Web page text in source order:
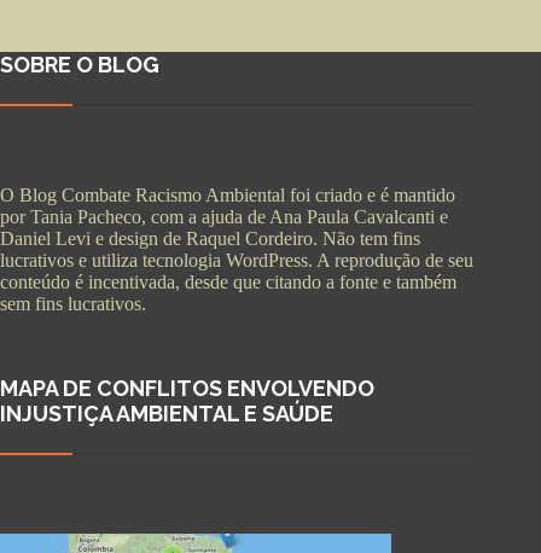
SOBRE O BLOG
O Blog Combate Racismo Ambiental foi criado e é mantido
por Tania Pacheco, com a ajuda de Ana Paula Cavalcanti e
Daniel Levi e design de Raquel Cordeiro. Não tem fins
lucrativos e utiliza tecnologia WordPress. A reprodução de seu
conteúdo é incentivada, desde que citando a fonte e também
sem fins lucrativos.
MAPA DE CONFLITOS ENVOLVENDO
INJUSTIÇA AMBIENTAL E SAÚDE